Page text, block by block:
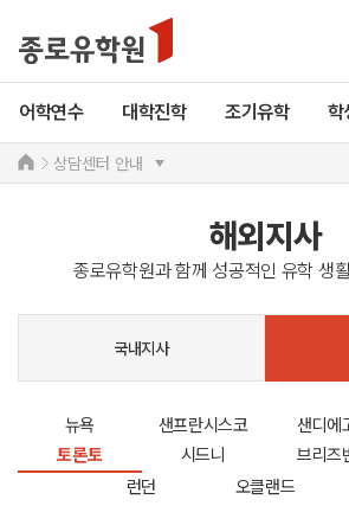
어학연수 대학진학 조기유학 학
상담센터 안내
해외지사
종로유학원과 함께 성공적인 유학 생
국내지사
뉴욕 샌프란시스코 샌디에
토론토
시드니 브리즈
런던
오클랜드